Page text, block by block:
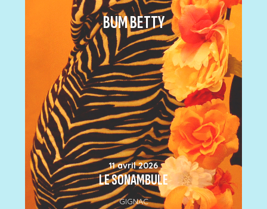
BUM BETTY
11 avril 2026
LE SONAMBULE
GIGNAC